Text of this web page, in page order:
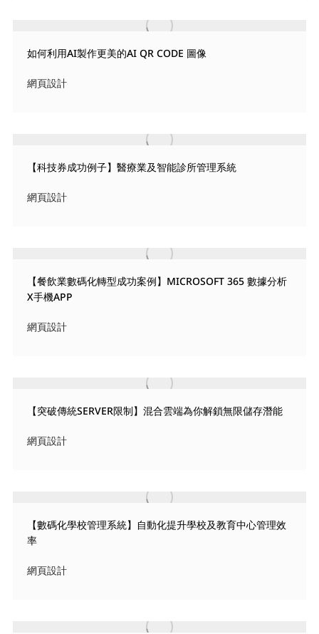
如何利用AI製作更美的AI QR CODE 圖像
網頁設計
【科技券成功例子】醫療業及智能診所管理系統
網頁設計
【餐飲業數碼化轉型成功案例】MICROSOFT 365 數據分析
X手機APP
網頁設計
【突破傳統SERVER限制】混合雲端為你解鎖無限儲存潛能
網頁設計
【數碼化學校管理系統】自動化提升學校及教育中心管理效
率
網頁設計